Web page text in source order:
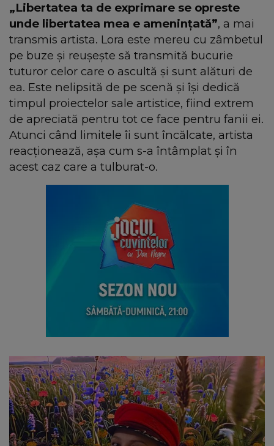
„Libertatea ta de exprimare se opreste
unde libertatea mea e amenințată”, a mai
transmis artista. Lora este mereu cu zâmbetul
pe buze și reușește să transmită bucurie
tuturor celor care o ascultă și sunt alături de
ea. Este nelipsită de pe scenă și își dedică
timpul proiectelor sale artistice, fiind extrem
de apreciată pentru tot ce face pentru fanii ei.
Atunci când limitele îi sunt încălcate, artista
reacționează, așa cum s-a întâmplat și în
acest caz care a tulburat-o.